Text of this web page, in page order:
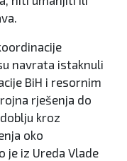
navrata istaknuli
BiH i resornim
rješenja do
kroz
oko
je iz Ureda Vlade